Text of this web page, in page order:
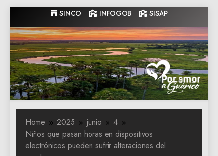
to
content
SINCO INFOGOB SISAP
Gobernacion
de Guarico
Gobernacion de Guarico
Home 2025 junio
4
Niños que pasan horas en dispositivos
electrónicos pueden sufrir alteraciones del